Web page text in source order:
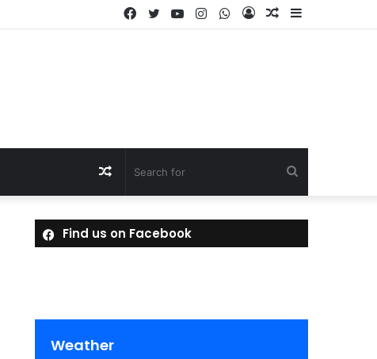
Sidebar
Random
Log
WhatsApp
Instagram
YouTube
Twitter
Facebook
for
Random
Article
Find us on Facebook
Weather